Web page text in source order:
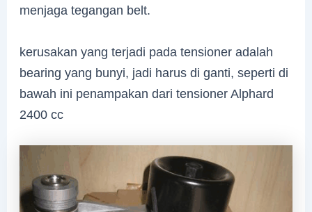
menjaga tegangan belt.
kerusakan yang terjadi pada tensioner adalah
bearing yang bunyi, jadi harus di ganti, seperti di
bawah ini penampakan dari tensioner Alphard
2400 cc